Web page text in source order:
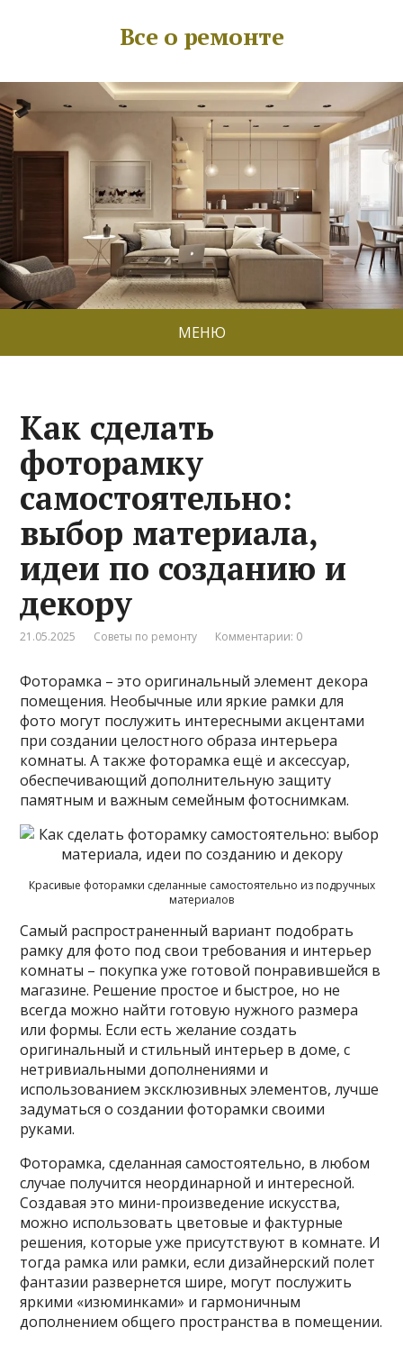
Все о ремонте
МЕНЮ
Как сделать
фоторамку
самостоятельно:
выбор материала,
идеи по созданию и
декору
21.05.2025 Советы по ремонту Комментарии: 0
Фоторамка – это оригинальный элемент декора
помещения. Необычные или яркие рамки для
фото могут послужить интересными акцентами
при создании целостного образа интерьера
комнаты. А также фоторамка ещё и аксессуар,
обеспечивающий дополнительную защиту
памятным и важным семейным фотоснимкам.
Красивые фоторамки сделанные самостоятельно из подручных
материалов
Самый распространенный вариант подобрать
рамку для фото под свои требования и интерьер
комнаты – покупка уже готовой понравившейся в
магазине. Решение простое и быстрое, но не
всегда можно найти готовую нужного размера
или формы. Если есть желание создать
оригинальный и стильный интерьер в доме, с
нетривиальными дополнениями и
использованием эксклюзивных элементов, лучше
задуматься о создании фоторамки своими
руками.
Фоторамка, сделанная самостоятельно, в любом
случае получится неординарной и интересной.
Создавая это мини-произведение искусства,
можно использовать цветовые и фактурные
решения, которые уже присутствуют в комнате. И
тогда рамка или рамки, если дизайнерский полет
фантазии развернется шире, могут послужить
яркими «изюминками» и гармоничным
дополнением общего пространства в помещении.